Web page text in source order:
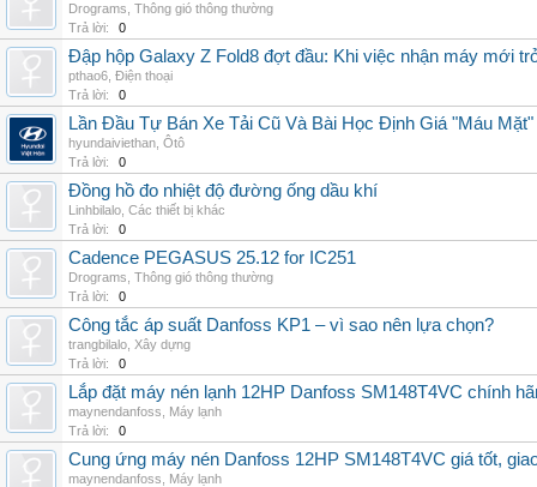
Drograms Thông gió thông thường
Trả lời:
0
Đập hộp Galaxy Z Fold8 đợt đầu: Khi việc nhận máy mới
pthao6 Điện thoại
Trả lời:
0
Lần Đầu Tự Bán Xe Tải Cũ Và Bài Học Định Giá "Máu
hyundaiviethan Ôtô
Trả lời:
0
Đồng hồ đo nhiệt độ đường ống dầu khí
Linhbilalo Các thiết bị khác
Trả lời:
0
Cadence PEGASUS 25.12 for IC251
Drograms Thông gió thông thường
Trả lời:
0
Công tắc áp suất Danfoss KP1 – vì sao nên lựa chọn?
trangbilalo Xây dựng
Trả lời:
0
Lắp đặt máy nén lạnh 12HP Danfoss SM148T4VC chính
maynendanfoss
Máy lạnh
Trả lời:
0
Cung ứng máy nén Danfoss 12HP SM148T4VC giá tốt,
maynendanfoss
Máy lạnh